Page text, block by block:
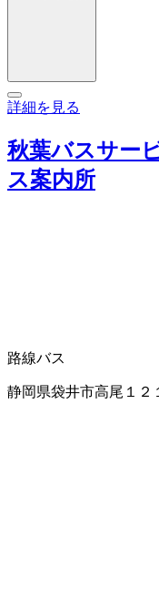
詳細を見る
秋葉バスサー
ス案内所
路線バス
静岡県袋井市高尾１２